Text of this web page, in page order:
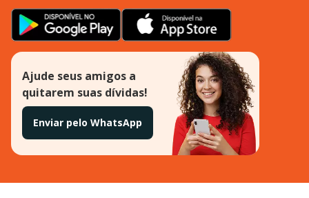
Ajude seus amigos a
quitarem suas dívidas!
Enviar pelo WhatsApp